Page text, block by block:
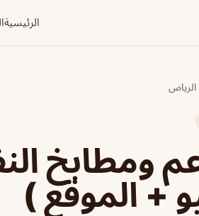
الرئيسية
ومطابخ
+ الموقع )